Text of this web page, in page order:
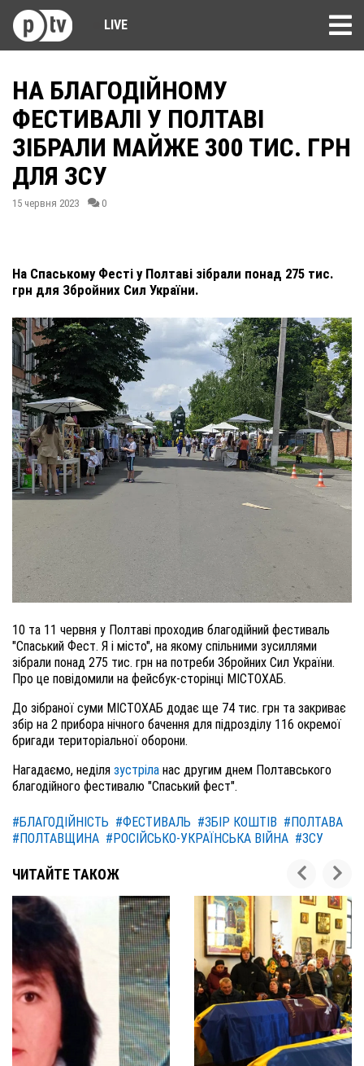
LIVE
НА БЛАГОДІЙНОМУ
ФЕСТИВАЛІ У ПОЛТАВІ
ЗІБРАЛИ МАЙЖЕ 300 ТИС. ГРН
ДЛЯ ЗСУ
15 червня 2023 0
На Спаському Фесті у Полтаві зібрали понад 275 тис.
грн для Збройних Сил України.
10 та 11 червня у Полтаві проходив благодійний фестиваль
"Спаський Фест. Я і місто", на якому спільними зусиллями
зібрали понад 275 тис. грн на потреби Збройних Сил України.
Про це повідомили на фейсбук-сторінці МІСТОХАБ.
До зібраної суми МІСТОХАБ додає ще 74 тис. грн та закриває
збір на 2 прибора нічного бачення для підрозділу 116 окремої
бригади територіальної оборони.
Нагадаємо, неділя зустріла нас другим днем Полтавського
благодійного фестивалю "Спаський фест".
#БЛАГОДІЙНІСТЬ #ФЕСТИВАЛЬ #ЗБІР КОШТІВ #ПОЛТАВА
#ПОЛТАВЩИНА #РОСІЙСЬКО-УКРАЇНСЬКА ВІЙНА #ЗСУ
ЧИТАЙТЕ ТАКОЖ